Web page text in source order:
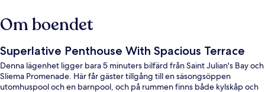
Om boendet
Superlative Penthouse With Spacious Terrace
Denna lägenhet ligger bara 5 minuters bilfärd från Saint Julian's Bay och
Sliema Promenade. Här får gäster tillgång till en säsongsöppen
utomhuspool och en barnpool, och på rummen finns både kylskåp och